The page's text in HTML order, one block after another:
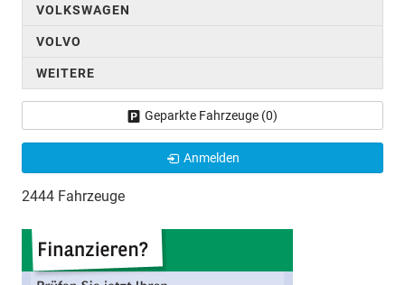
VOLKSWAGEN
VOLVO
WEITERE
Geparkte Fahrzeuge (0)
Anmelden
2444 Fahrzeuge